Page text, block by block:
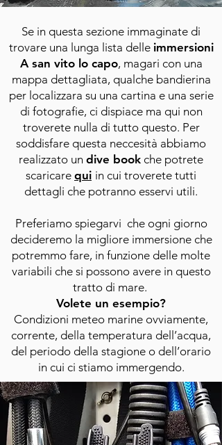
Se in questa sezione immaginate di
trovare una lunga lista delle immersioni
A san vito lo capo, magari con una
mappa dettagliata, qualche bandierina
per localizzara su una cartina e una serie
di fotografie, ci dispiace ma qui non
troverete nulla di tutto questo. Per
soddisfare questa neccesità abbiamo
realizzato un dive book che potrete
scaricare qui in cui troverete tutti
dettagli che potranno esservi utili.
Preferiamo spiegarvi che ogni giorno
decideremo la migliore immersione che
potremmo fare, in funzione delle molte
variabili che si possono avere in questo
tratto di mare.
Volete un esempio?
Condizioni meteo marine ovviamente,
corrente, della temperatura dell’acqua,
del periodo della stagione o dell’orario
in cui ci stiamo immergendo.